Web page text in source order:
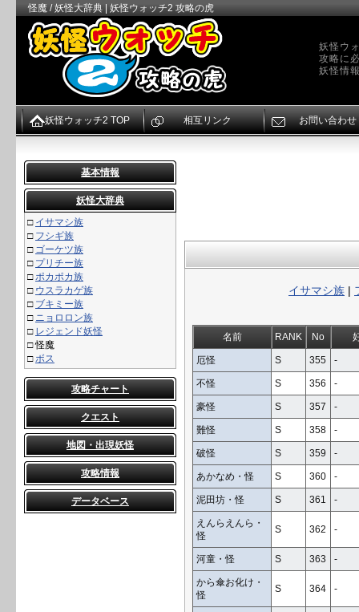
怪魔 / 妖怪大辞典 | 妖怪ウォッチ2 攻略の虎
妖怪ウ
攻略に
妖怪情
基本情報
妖怪大辞典
□ イサマシ族
□ フシギ族
□ ゴーケツ族
□ プリチー族
□ポカポカ族
□ ウスラカゲ族
□ ブキミー族
□ ニョロロン族
□ レジェンド妖怪
□怪魔
□ボス
攻略チャート
クエスト
地図・出現妖怪
攻略情報
データベース
イサマシ族 |
名前 RANK No
厄怪 S 355 -
不怪 S 356 -
豪怪 S 357 -
難怪 S 358 -
破怪 S 359 -
あかなめ・怪 S 360 -
泥田坊・怪 S 361 -
えんらえんら・
怪
S 362 -
河童・怪 S 363 -
から傘お化け・
怪
S 364 -
妖怪ウォッチ2 TOP 相互リンク お問い合わせ